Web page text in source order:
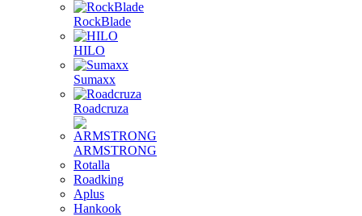
RockBlade
HILO
Sumaxx
Roadcruza
ARMSTRONG
Rotalla
Roadking
Aplus
Hankook